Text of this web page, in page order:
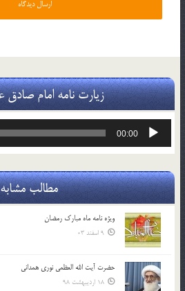
زیارت نامه امام صادق
پخش‌کننده
00:00
مطالب مشابه
ویژه نامه ماه مبارک رمضان
9 اسفند 03
حضرت آیت الله العظمی نوری همدانی
18 اردیبهشت 98